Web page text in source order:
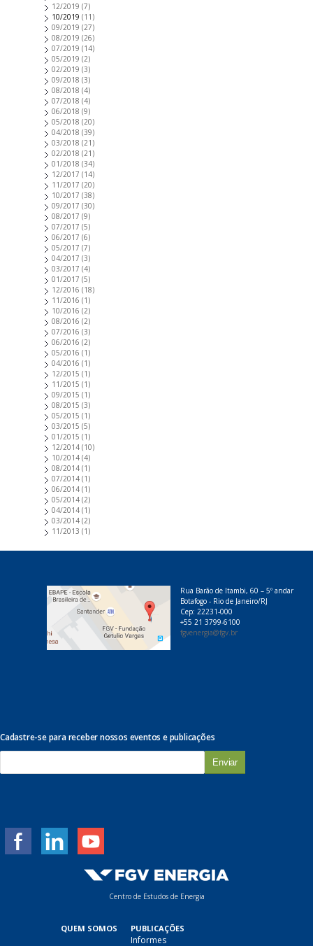
12/2019 (7)
10/2019 (11)
09/2019 (27)
08/2019 (26)
07/2019 (14)
05/2019 (2)
02/2019 (3)
09/2018 (3)
08/2018 (4)
07/2018 (4)
06/2018 (9)
05/2018 (20)
04/2018 (39)
03/2018 (21)
02/2018 (21)
01/2018 (34)
12/2017 (14)
11/2017 (20)
10/2017 (38)
09/2017 (30)
08/2017 (9)
07/2017 (5)
06/2017 (6)
05/2017 (7)
04/2017 (3)
03/2017 (4)
01/2017 (5)
12/2016 (18)
11/2016 (1)
10/2016 (2)
08/2016 (2)
07/2016 (3)
06/2016 (2)
05/2016 (1)
04/2016 (1)
12/2015 (1)
11/2015 (1)
09/2015 (1)
08/2015 (3)
05/2015 (1)
03/2015 (5)
01/2015 (1)
12/2014 (10)
10/2014 (4)
08/2014 (1)
07/2014 (1)
06/2014 (1)
05/2014 (2)
04/2014 (1)
03/2014 (2)
11/2013 (1)
Rua Barão de Itambi, 60 – 5º andar
Botafogo - Rio de Janeiro/RJ
Cep: 22231-000
+55 21 3799-6100
fgvenergia@fgv.br
Cadastre-se para receber nossos eventos e publicações
m
Centro de Estudos de Energia
QUEM SOMOS PUBLICAÇÕES
Informes